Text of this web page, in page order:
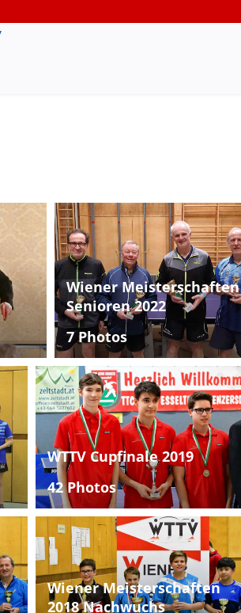
Wiener Meisterschaften
Senioren 2022
7 Photos
WTTV Cupfinale 2019
42 Photos
Wiener Meisterschaften
2018 Nachwuchs